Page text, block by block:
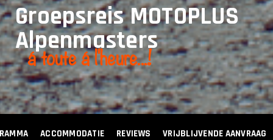
Groepsreis MOTOPLUS
Alpenmasters
á toute á l'heure...!
ACCOMMODATIE REVIEWS VRIJBLIJVENDE AANVRAAG